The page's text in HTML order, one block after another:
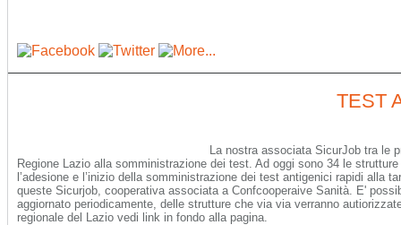
TEST
La nostra associata SicurJob tra le
Regione Lazio alla somministrazione dei test. Ad oggi sono 34 le
l’adesione e l’inizio della somministrazione dei test antigenici rapidi alla
queste Sicurjob, cooperativa associata a Confcooperaive Sanità. E'
aggiornato periodicamente, delle strutture che via via verranno
regionale del Lazio vedi link in fondo alla pagina.